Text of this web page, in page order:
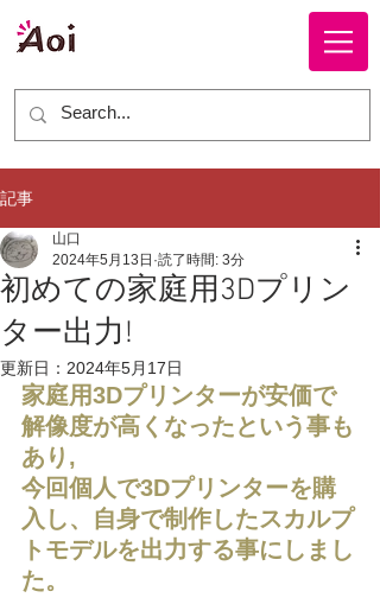
記事
初めての家庭用3Dプリン
ター出力!
山口
2024年5月13日 読了時間: 3分
更新日： 2024年5月17日
家庭用3Dプリンターが安価で
解像度が高くなったという事も
あり,
今回個人で3Dプリンターを購
入し、自身で制作したスカルプ
トモデルを出力する事にしまし
た。